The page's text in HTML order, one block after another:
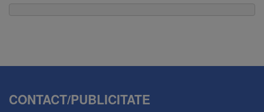
CONTACT/PUBLICITATE